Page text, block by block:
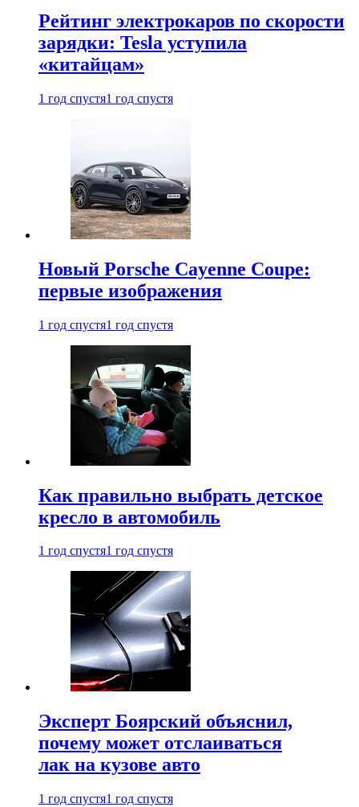
Рейтинг электрокаров по скорости
зарядки: Tesla уступила
«китайцам»
1 год спустя1 год спустя
Новый Porsche Cayenne Coupe:
первые изображения
1 год спустя1 год спустя
Как правильно выбрать детское
кресло в автомобиль
1 год спустя1 год спустя
Эксперт Боярский объяснил,
почему может отслаиваться
лак на кузове авто
1 год спустя1 год спустя